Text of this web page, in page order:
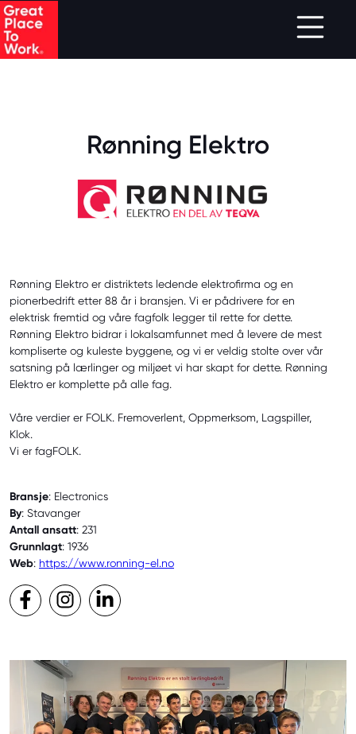
.
Skip to main content
Rønning Elektro
Rønning Elektro er distriktets ledende elektrofirma og en
pionerbedrift etter 88 år i bransjen. Vi er pådrivere for en
elektrisk fremtid og våre fagfolk legger til rette for dette.
Rønning Elektro bidrar i lokalsamfunnet med å levere de mest
kompliserte og kuleste byggene, og vi er veldig stolte over vår
satsning på lærlinger og miljøet vi har skapt for dette. Rønning
Elektro er komplette på alle fag.
Våre verdier er FOLK. Fremoverlent, Oppmerksom, Lagspiller,
Klok.
Vi er fagFOLK.
Bransje: Electronics
By: Stavanger
Antall ansatt: 231
Grunnlagt: 1936
Web: https://www.ronning-el.no
Facebook
Instagram
LinkedIn